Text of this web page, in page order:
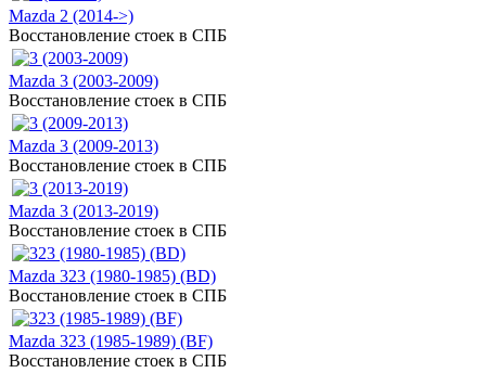
Mazda 2 (2014->)
Восстановление стоек в СПБ
Mazda 3 (2003-2009)
Восстановление стоек в СПБ
Mazda 3 (2009-2013)
Восстановление стоек в СПБ
Mazda 3 (2013-2019)
Восстановление стоек в СПБ
Mazda 323 (1980-1985) (BD)
Восстановление стоек в СПБ
Mazda 323 (1985-1989) (BF)
Восстановление стоек в СПБ